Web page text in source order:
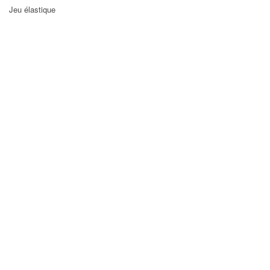
Jeu élastique